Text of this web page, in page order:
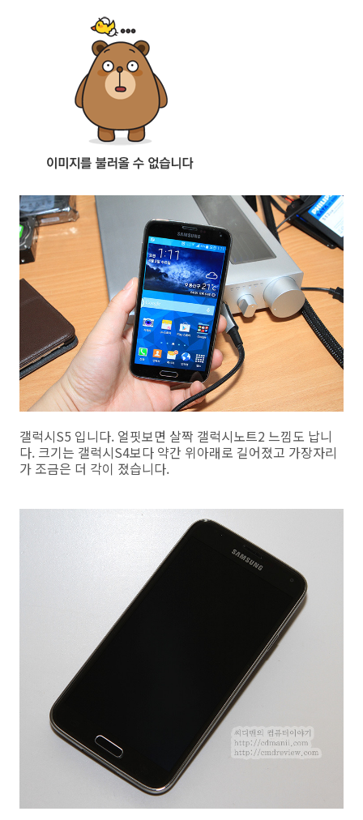
갤럭시S5 입니다. 얼핏보면 살짝 갤럭시노트2 느낌도 납니
다. 크기는 갤럭시S4보다 약간 위아래로 길어졌고 가장자리
가 조금은 더 각이 졌습니다.